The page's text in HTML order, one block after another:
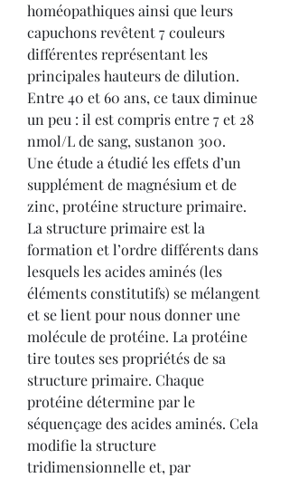
homéopathiques ainsi que leurs
capuchons revêtent 7 couleurs
différentes représentant les
principales hauteurs de dilution.
Entre 40 et 60 ans, ce taux diminue
un peu : il est compris entre 7 et 28
nmol/L de sang, sustanon 300.
Une étude a étudié les effets d’un
supplément de magnésium et de
zinc, protéine structure primaire.
La structure primaire est la
formation et l’ordre différents dans
lesquels les acides aminés (les
éléments constitutifs) se mélangent
et se lient pour nous donner une
molécule de protéine. La protéine
tire toutes ses propriétés de sa
structure primaire. Chaque
protéine détermine par le
séquençage des acides aminés. Cela
modifie la structure
tridimensionnelle et, par